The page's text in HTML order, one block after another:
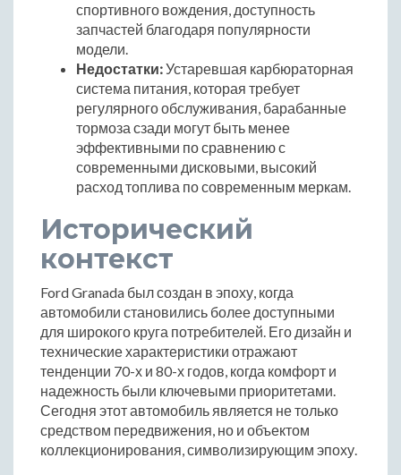
спортивного вождения, доступность
запчастей благодаря популярности
модели.
Недостатки:Устаревшая карбюраторная
система питания, которая требует
регулярного обслуживания, барабанные
тормоза сзади могут быть менее
эффективными по сравнению с
современными дисковыми, высокий
расход топлива по современным меркам.
Исторический
контекст
Ford Granada был создан в эпоху, когда
автомобили становились более доступными
для широкого круга потребителей. Его дизайн и
технические характеристики отражают
тенденции 70-х и 80-х годов, когда комфорт и
надежность были ключевыми приоритетами.
Сегодня этот автомобиль является не только
средством передвижения, но и объектом
коллекционирования, символизирующим эпоху.